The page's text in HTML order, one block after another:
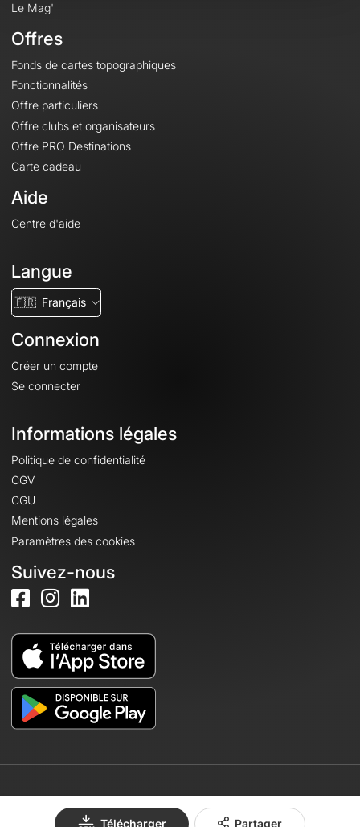
Télécharger Partager
Le Mag'
Offres
Fonds de cartes topographiques
Fonctionnalités
Offre particuliers
Offre clubs et organisateurs
Offre PRO Destinations
Carte cadeau
Aide
Centre d'aide
Langue
🇫🇷 Français
Connexion
Créer un compte
Se connecter
Informations légales
Politique de confidentialité
CGV
CGU
Mentions légales
Paramètres des cookies
Suivez-nous
© 2026 OpenRunner - Version 7.31.3